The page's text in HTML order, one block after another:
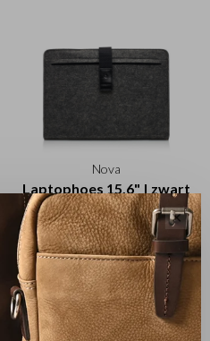
Nova
Laptophoes 15,6" | zwart
€32,50 ✕